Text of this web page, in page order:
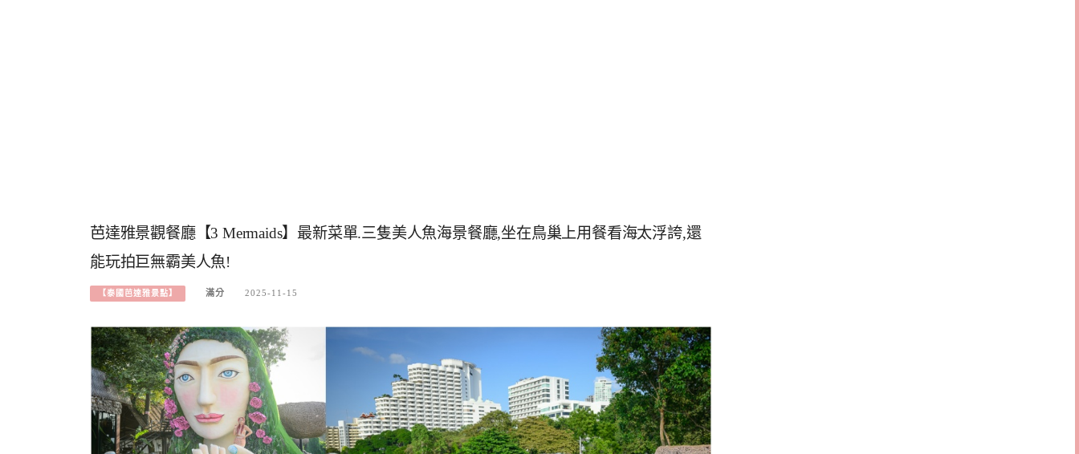
芭達雅景觀餐廳【3 Mermaids】最新菜單.三隻美人魚海景餐廳,坐在鳥巢上用餐看海太浮誇,還
能玩拍巨無霸美人魚!
【泰國芭達雅景點】 滿分 2025-11-15